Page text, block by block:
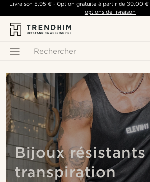
Rechercher
Livraison 5,95 €- Option gratuite à partir de 39,00 €
options de livraison
Bijoux résistants
transpiration